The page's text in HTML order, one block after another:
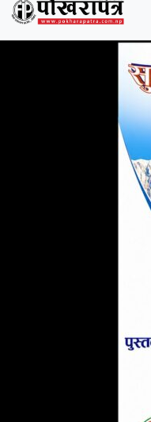
अन्त्य गरेर
आर्थिक समृद्धिको
सबैलाई थाहा छ,
हामी सबैमा
मनोविज्ञान पैदा
गरेका छौ ।
गन्तब्यको रुपमा
नगर र
। अर्को प्रंसगमा
सक्ने सहयोग गर्ने
र शिक्षा क्षेत्रका
पुरानो
निकालिने थियो
शत्रमा